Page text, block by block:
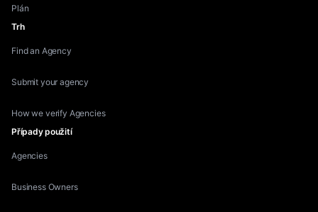
Plán
Trh
Find an Agency
Submit your agency
How we verify Agencies
Případy použití
Agencies
Business Owners